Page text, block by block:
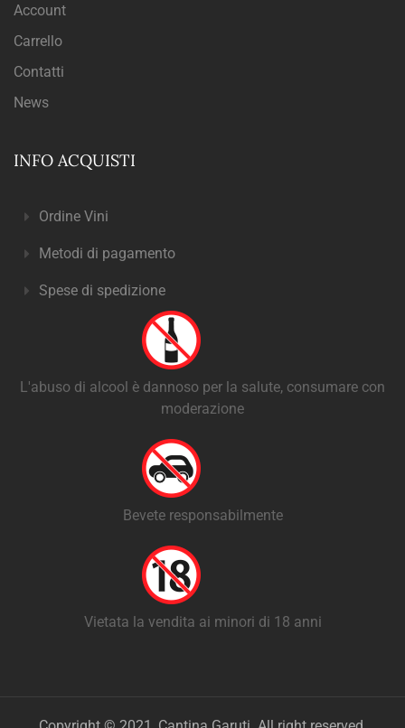
Account
Carrello
Contatti
News
INFO ACQUISTI
Ordine Vini
Metodi di pagamento
Spese di spedizione
L'abuso di alcool è dannoso per la salute, consumare con
moderazione
Bevete responsabilmente
Vietata la vendita ai minori di 18 anni